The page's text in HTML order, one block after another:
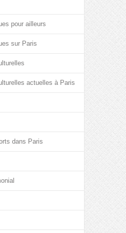
pour ailleurs
sur Paris
actuelles à Paris
dans Paris